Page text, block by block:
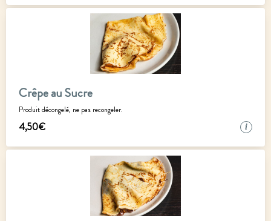
Crêpe au Sucre
Produit décongelé, ne pas recongeler.
4,50€ i